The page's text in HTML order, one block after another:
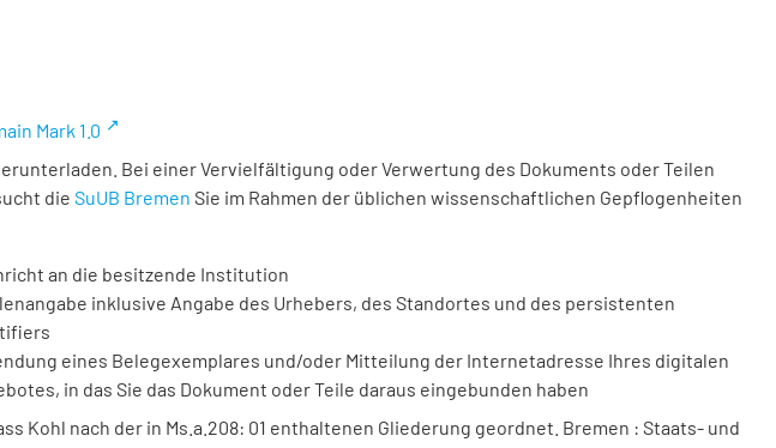
Mark 1.0
Bei einer Vervielfältigung oder Verwertung des Dokuments oder Teilen
die SuUB Bremen Sie im Rahmen der üblichen wissenschaftlichen Gepflogenheiten
an die besitzende Institution
inklusive Angabe des Urhebers, des Standortes und des persistenten
eines Belegexemplares und/oder Mitteilung der Internetadresse Ihres digitalen
in das Sie das Dokument oder Teile daraus eingebunden haben
Kohl nach der in Ms.a.208: 01 enthaltenen Gliederung geordnet. Bremen : Staats- und